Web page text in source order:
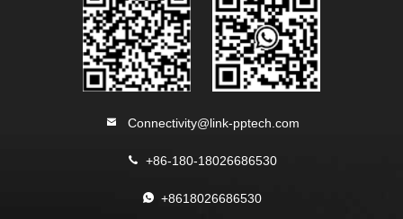
Connectivity@link-pptech.com
+86-180-18026686530
+8618026686530